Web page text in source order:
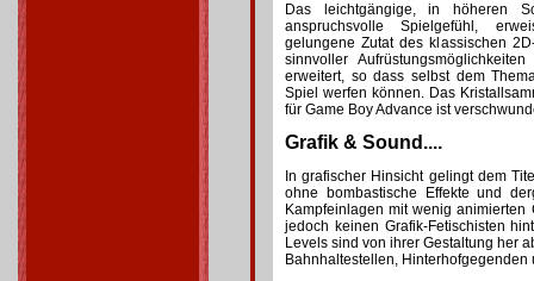
Das leichtgängige, in höheren
anspruchsvolle Spielgefühl,
gelungene Zutat des klassischen
sinnvoller
erweitert, so dass selbst dem
Spiel werfen können. Das
für Game Boy Advance ist
Grafik & Sound....
In grafischer Hinsicht gelingt dem
ohne bombastische Effekte und
Kampfeinlagen mit wenig
jedoch keinen Grafik-Fetischisten
Levels sind von ihrer Gestaltung her
Bahnhaltestellen,